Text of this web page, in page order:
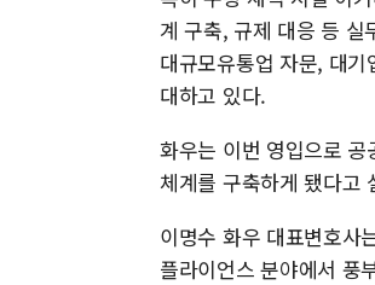
계 구축, 규제 대응 등 실
대규모유통업 자문, 대
대하고 있다.
화우는 이번 영입으로 공
체계를 구축하게 됐다고
이명수 화우 대표변호사
플라이언스 분야에서 풍